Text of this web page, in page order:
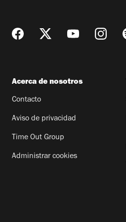
Acerca de nosotros
Contacto
Aviso de privacidad
Time Out Group
Administrar cookies